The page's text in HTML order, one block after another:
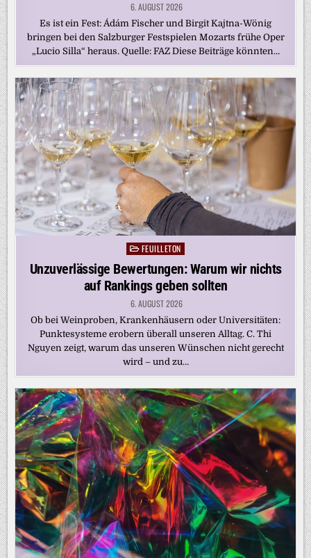
6. AUGUST 2026
Es ist ein Fest: Ádám Fischer und Birgit Kajtna-Wönig
bringen bei den Salzburger Festspielen Mozarts frühe Oper
„Lucio Silla“ heraus. Quelle: FAZ Diese Beiträge könnten…
PostedFEUILLETON
Unzuverlässige Bewertungen: Warum wir nichts
auf Rankings geben sollten
6. AUGUST 2026
Ob bei Weinproben, Krankenhäusern oder Universitäten:
Punktesysteme erobern überall unseren Alltag. C. Thi
Nguyen zeigt, warum das unseren Wünschen nicht gerecht
wird – und zu…